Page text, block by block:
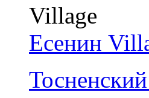
Есенин